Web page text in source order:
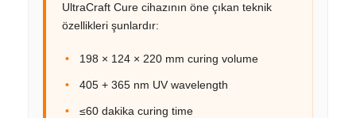
UltraCraft Cure cihazının öne çıkan teknik
özellikleri şunlardır:
198 × 124 × 220 mm curing volume
405 + 365 nm UV wavelength
≤60 dakika curing time